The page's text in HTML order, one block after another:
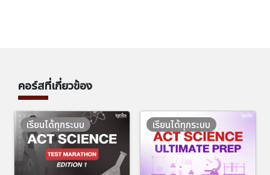
คอร์สที่เกี่ยวข้อง
เรียนได้ทุกระบบ เรียนได้ทุกระบบ